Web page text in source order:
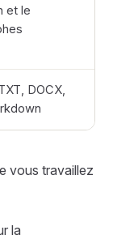
et le
DOCX,
vous travaillez
la